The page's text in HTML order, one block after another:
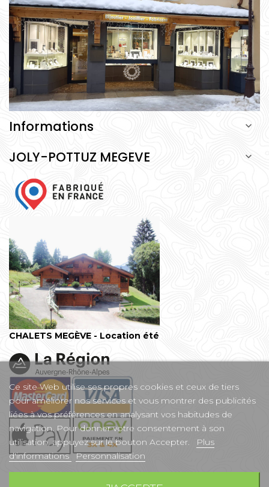
Informations 
JOLY-POTTUZ MEGEVE 
CHALETS MEGÈVE - Location été
Ce site Web utilise ses propres cookies et ceux de tiers
pour améliorer nos services et vous montrer des publicités
liées à vos préférences en analysant vos habitudes de
navigation. Pour donner votre consentement à son
utilisation, appuyez sur le bouton Accepter.
Plus
d'informations Personnalisation